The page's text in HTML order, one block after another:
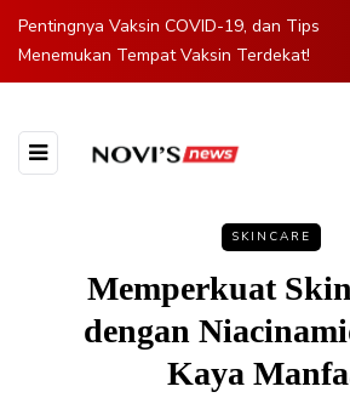
Pentingnya Vaksin COVID-19, dan Tips
Menemukan Tempat Vaksin Terdekat!
SKINCARE
Memperkuat
dengan
Kaya